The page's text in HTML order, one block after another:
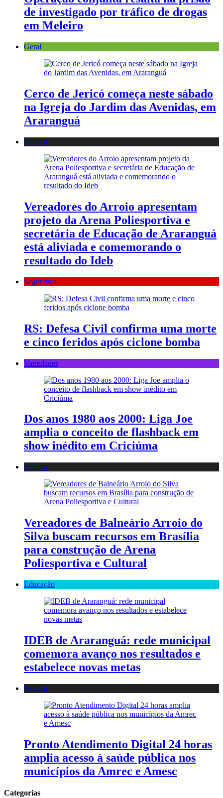
de investigado por tráfico de drogas
em Meleiro
Geral
Cerco de Jericó começa neste sábado
na Igreja do Jardim das Avenidas, em
Araranguá
Política
Vereadores do Arroio apresentam
projeto da Arena Poliesportiva e
secretária de Educação de Araranguá
está aliviada e comemorando o
resultado do Ideb
Segurança
RS: Defesa Civil confirma uma morte
e cinco feridos após ciclone bomba
Variedades
Dos anos 1980 aos 2000: Liga Joe
amplia o conceito de flashback em
show inédito em Criciúma
Política
Vereadores de Balneário Arroio do
Silva buscam recursos em Brasília
para construção de Arena
Poliesportiva e Cultural
Educação
IDEB de Araranguá: rede municipal
comemora avanço nos resultados e
estabelece novas metas
Política
Pronto Atendimento Digital 24 horas
amplia acesso à saúde pública nos
municípios da Amrec e Amesc
Categorias